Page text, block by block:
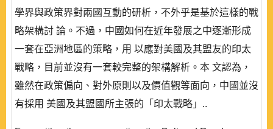
學界與政策界對兩國互動的研析，不外乎是基於這樣的戰
略架構討 論。不過，中國如何在近年發展之中逐漸形成
一套在亞洲地區的策略，用 以應對美國及其盟友的印太
戰略，目前並沒有一套較完整的架構解析。本 文認為，
雖然在政策偏向、對外原則以及價值觀等面向，中國並沒
有採用 美國及其盟國所主張的「印太戰略」..